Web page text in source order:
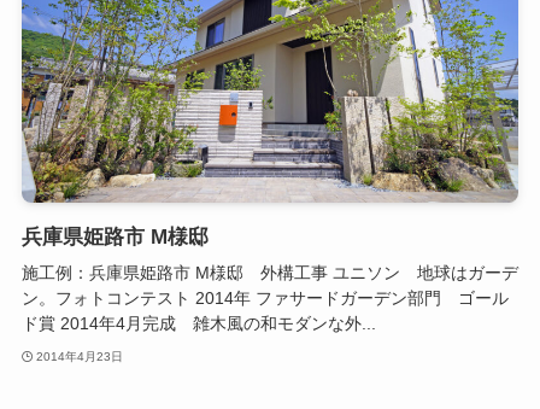
兵庫県姫路市 M様邸
施工例：兵庫県姫路市 M様邸 外構工事 ユニソン 地球はガーデ
ン。フォトコンテスト 2014年 ファサードガーデン部門 ゴール
ド賞 2014年4月完成 雑木風の和モダンな外...
2014年4月23日